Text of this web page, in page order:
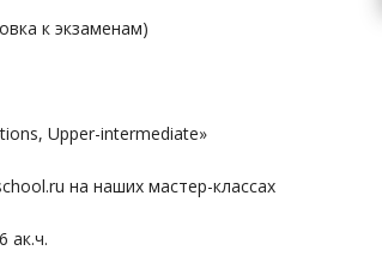
к экзаменам)
Upper-intermediate»
на наших мастер-классах
ак.ч.